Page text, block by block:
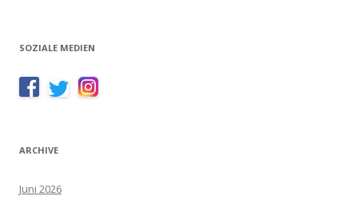
SOZIALE MEDIEN
ARCHIVE
Juni 2026